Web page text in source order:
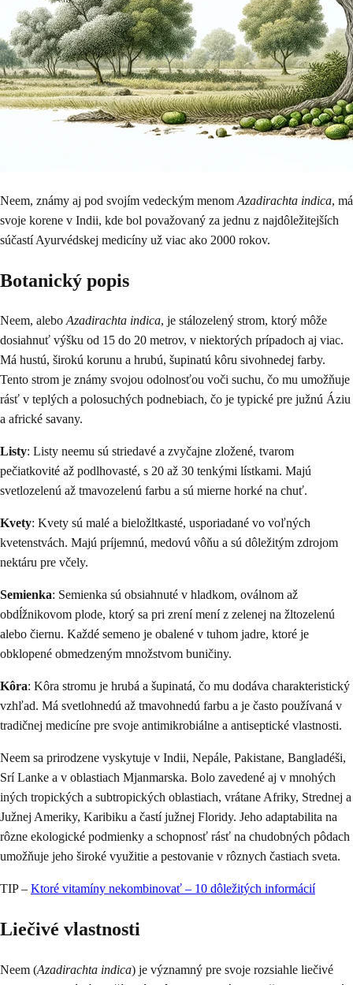
Neem, známy aj pod svojím vedeckým menom Azadirachta indica, má
svoje korene v Indii, kde bol považovaný za jednu z najdôležitejších
súčastí Ayurvédskej medicíny už viac ako 2000 rokov.
Botanický popis
Neem, aleboAzadirachta indica, je stálozelený strom, ktorý môže
dosiahnuť výšku od 15 do 20 metrov, v niektorých prípadoch aj viac.
Má hustú, širokú korunu a hrubú, šupinatú kôru sivohnedej farby.
Tento strom je známy svojou odolnosťou voči suchu, čo mu umožňuje
rásť v teplých a polosuchých podnebiach, čo je typické pre južnú Áziu
a africké savany.
Listy: Listy neemu sú striedavé a zvyčajne zložené, tvarom
pečiatkovité až podlhovasté, s 20 až 30 tenkými lístkami. Majú
svetlozelenú až tmavozelenú farbu a sú mierne horké na chuť.
Kvety: Kvety sú malé a bieložltkasté, usporiadané vo voľných
kvetenstvách. Majú príjemnú, medovú vôňu a sú dôležitým zdrojom
nektáru pre včely.
Semienka: Semienka sú obsiahnuté v hladkom, oválnom až
obdĺžnikovom plode, ktorý sa pri zrení mení z zelenej na žltozelenú
alebo čiernu. Každé semeno je obalené v tuhom jadre, ktoré je
obklopené obmedzeným množstvom buničiny.
Kôra: Kôra stromu je hrubá a šupinatá, čo mu dodáva charakteristický
vzhľad. Má svetlohnedú až tmavohnedú farbu a je často používaná v
tradičnej medicíne pre svoje antimikrobiálne a antiseptické vlastnosti.
Neem sa prirodzene vyskytuje v Indii, Nepále, Pakistane, Bangladéši,
Srí Lanke a v oblastiach Mjanmarska. Bolo zavedené aj v mnohých
iných tropických a subtropických oblastiach, vrátane Afriky, Strednej a
Južnej Ameriky, Karibiku a častí južnej Floridy. Jeho adaptabilita na
rôzne ekologické podmienky a schopnosť rásť na chudobných pôdach
umožňuje jeho široké využitie a pestovanie v rôznych častiach sveta.
TIP – Ktoré vitamíny nekombinovať – 10 dôležitých informácií
Liečivé vlastnosti
Neem (Azadirachta indica) je významný pre svoje rozsiahle liečivé